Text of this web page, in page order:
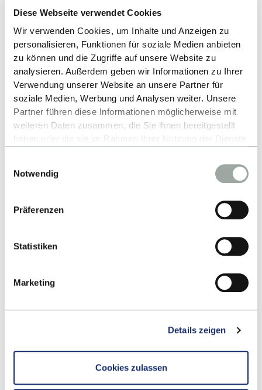
Diese Webseite verwendet Cookies
Wir verwenden Cookies, um Inhalte und Anzeigen zu
personalisieren, Funktionen für soziale Medien anbieten
zu können und die Zugriffe auf unsere Website zu
analysieren. Außerdem geben wir Informationen zu Ihrer
Verwendung unserer Website an unsere Partner für
soziale Medien, Werbung und Analysen weiter. Unsere
Partner führen diese Informationen möglicherweise mit
weiteren Daten zusammen, die Sie ihnen bereitgestellt
Alles zum Thema Cookies und personenbezogene
Datenverarbeitung entnehmen Sie unserer
Notwendig
Präferenzen
Statistiken
Marketing
Details zeigen
Cookies zulassen
LINK ZUR PARTNERHOCHSCHULE
Collaborating degree programmes
International Business (IB) - BSc